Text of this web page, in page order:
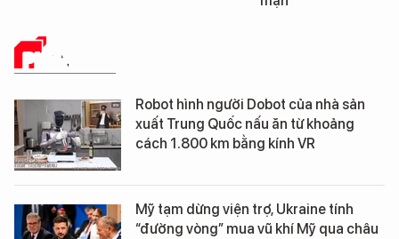
PHÂN TÍCH
Robot hình người Dobot của nhà sản
xuất Trung Quốc nấu ăn từ khoảng
cách 1.800 km bằng kính VR
Mỹ tạm dừng viện trợ, Ukraine tính
“đường vòng” mua vũ khí Mỹ qua châu